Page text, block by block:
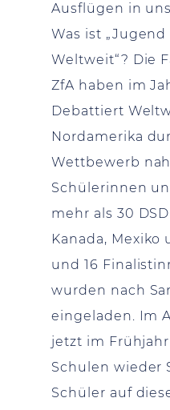
Ausflügen in
Was ist
Weltweit“? Die
ZfA haben im
Debattiert
Nordamerika
Wettbewerb
Schülerinnen
mehr als 30
Kanada, Mexiko
und 16
wurden nach
eingeladen. Im
jetzt im
Schulen wieder
Schüler auf